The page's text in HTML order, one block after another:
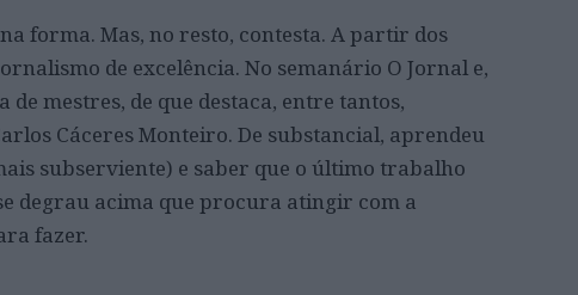
forma. Mas, no resto, contesta. A partir dos
de excelência. No semanário O Jornal e,
mestres, de que destaca, entre tantos,
Cáceres Monteiro. De substancial, aprendeu
subserviente) e saber que o último trabalho
degrau acima que procura atingir com a
fazer.